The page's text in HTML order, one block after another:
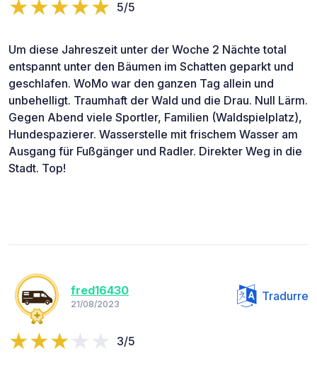
5/5
Um diese Jahreszeit unter der Woche 2 Nächte total
entspannt unter den Bäumen im Schatten geparkt und
geschlafen. WoMo war den ganzen Tag allein und
unbehelligt. Traumhaft der Wald und die Drau. Null Lärm.
Gegen Abend viele Sportler, Familien (Waldspielplatz),
Hundespazierer. Wasserstelle mit frischem Wasser am
Ausgang für Fußgänger und Radler. Direkter Weg in die
Stadt. Top!
fred16430
21/08/2023
Tradurre
3/5